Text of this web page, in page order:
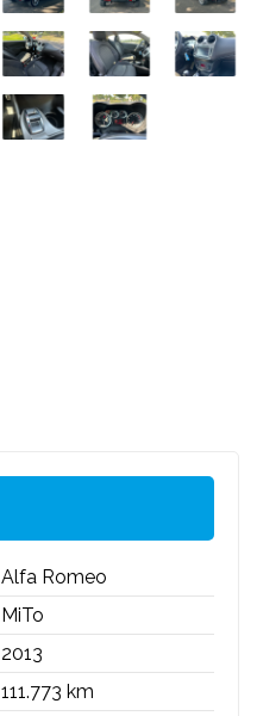
Alfa Romeo
MiTo
2013
111.773 km